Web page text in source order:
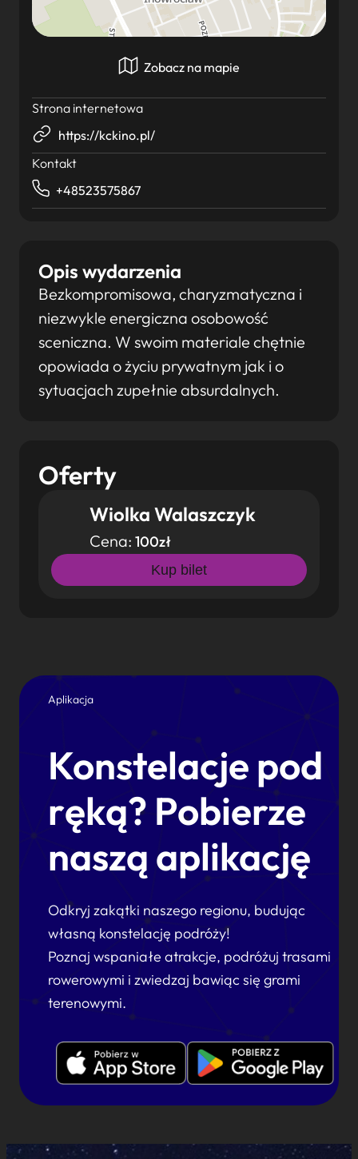
Opis wydarzenia
Bezkompromisowa, charyzmatyczna i
niezwykle energiczna osobowość
sceniczna. W swoim materiale chętnie
opowiada o życiu prywatnym jak i o
sytuacjach zupełnie absurdalnych.
Oferty
Wiolka Walaszczyk
Cena: 100zł
Kup bilet
Zobacz na mapie
Strona internetowa
https://kckino.pl/
Kontakt
+48523575867
Aplikacja
Konstelacje pod
ręką? Pobierze
naszą aplikację
Odkryj zakątki naszego regionu, budując
własną konstelację podróży!
Poznaj wspaniałe atrakcje, podróżuj trasami
rowerowymi i zwiedzaj bawiąc się grami
terenowymi.